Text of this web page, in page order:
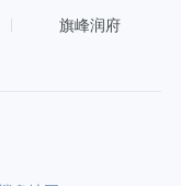
旗峰润府